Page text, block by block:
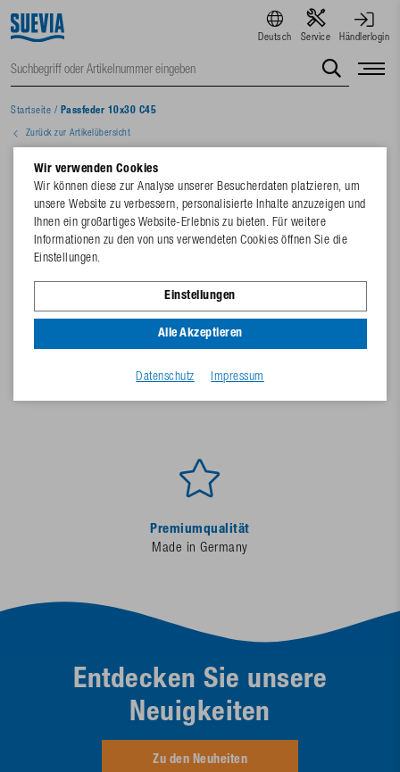
Deutsch Service Händlerlogin
Startseite / Passfeder 10x30 C45
Zurück zur Artikelübersicht
Premiumqualität
Made in Germany
Entdecken Sie unsere
Neuigkeiten
Zu den Neuheiten
Wir verwenden Cookies
Wir können diese zur Analyse unserer Besucherdaten platzieren, um
unsere Website zu verbessern, personalisierte Inhalte anzuzeigen und
Ihnen ein großartiges Website-Erlebnis zu bieten. Für weitere
Informationen zu den von uns verwendeten Cookies öffnen Sie die
Einstellungen.
Einstellungen
Alle Akzeptieren
Datenschutz Impressum